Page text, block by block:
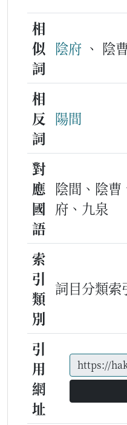
相
似
詞
陰府 、 陰
相
反
詞
陽間
對
應
國
語
陰間、陰曹
府、九泉
索
引
類
別
詞目分類
引
用
網
址